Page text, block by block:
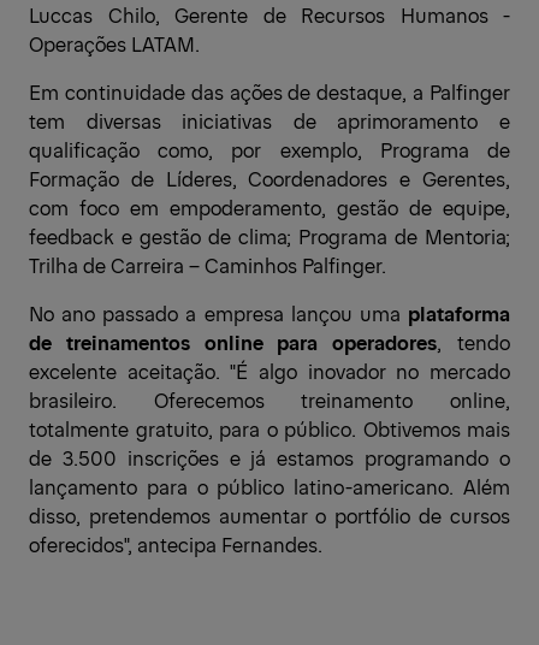
Luccas Chilo, Gerente de Recursos Humanos -
Operações LATAM.
Em continuidade das ações de destaque, a Palfinger
tem diversas iniciativas de aprimoramento e
qualificação como, por exemplo, Programa de
Formação de Líderes, Coordenadores e Gerentes,
com foco em empoderamento, gestão de equipe,
feedback e gestão de clima; Programa de Mentoria;
Trilha de Carreira – Caminhos Palfinger.
No ano passado a empresa lançou uma plataforma
de treinamentos online para operadores, tendo
excelente aceitação. "É algo inovador no mercado
brasileiro. Oferecemos treinamento online,
totalmente gratuito, para o público. Obtivemos mais
de 3.500 inscrições e já estamos programando o
lançamento para o público latino-americano. Além
disso, pretendemos aumentar o portfólio de cursos
oferecidos", antecipa Fernandes.